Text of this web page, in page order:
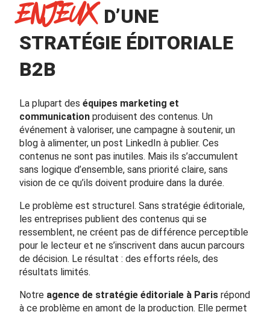
ENJEUX D’UNE
STRATÉGIE ÉDITORIALE
B2B
La plupart des équipes marketing et
communication produisent des contenus. Un
événement à valoriser, une campagne à soutenir, un
blog à alimenter, un post LinkedIn à publier. Ces
contenus ne sont pas inutiles. Mais ils s’accumulent
sans logique d’ensemble, sans priorité claire, sans
vision de ce qu’ils doivent produire dans la durée.
Le problème est structurel. Sans stratégie éditoriale,
les entreprises publient des contenus qui se
ressemblent, ne créent pas de différence perceptible
pour le lecteur et ne s’inscrivent dans aucun parcours
de décision. Le résultat : des efforts réels, des
résultats limités.
Notre agence de stratégie éditoriale à Paris répond
à ce problème en amont de la production. Elle permet